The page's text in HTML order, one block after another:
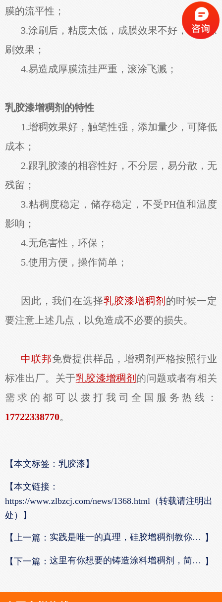
膜的流平性；
3.涂刷后，粘度太低，成膜效果不好，影响涂
刷效果；
4.易造成厚膜流挂严重，滚涂飞溅；
乳胶漆增稠剂的特性
1.增稠效果好，触笔性强，添加量少，可降低
成本；
2.跟乳胶漆的相容性好，不分层，易分散，无
残留；
3.粘稠度稳定，储存稳定，不受PH值和温度
影响；
4.无危害性，环保；
5.使用方便，操作简单；
因此，我们在选择乳胶漆增稠剂 的时候一定
要注意上述几点，以免造成不必要的损失。
中联邦免费提供样品， 增稠剂 严格按照行业
标准出厂。关于乳胶漆增稠剂 的问题或者有相关
需求的都可以拨打我司全国服务热线：
17722338770。
【本文标签：乳胶漆】
【本文链接：
https://www.zlbzcj.com/news/1368.html（转载请注明出
处）】
【上一篇： 实践是唯一的真理，硅胶增稠剂教你怎么做 】
【下一篇： 这里有你想要的铸造涂料增稠剂，简直是你的梦中情人 】